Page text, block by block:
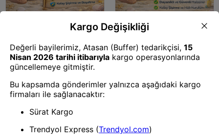
Yatağı Çocuk Dolphin Model
175x66 cm 3+ Yaş Su Oyuncağı
Deniz Malzemesi
Kolluk 6-12 Yaş Şişme Yüzme
Kolluğu Güvenli Deniz Havuz
Kolluğu
1